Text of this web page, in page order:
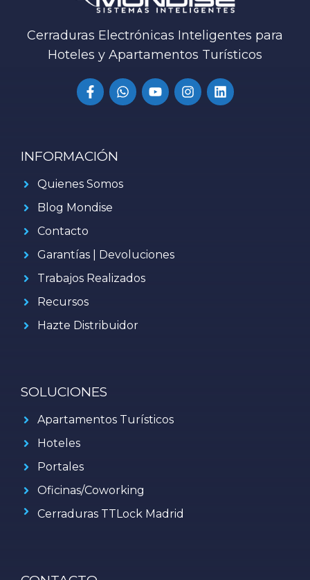
Cerraduras Electrónicas Inteligentes para
Hoteles y Apartamentos Turísticos
INFORMACIÓN
Quienes Somos
Blog Mondise
Contacto
Garantías | Devoluciones
Trabajos Realizados
Recursos
Hazte Distribuidor
SOLUCIONES
Apartamentos Turísticos
Hoteles
Portales
Oficinas/Coworking
Cerraduras TTLock Madrid